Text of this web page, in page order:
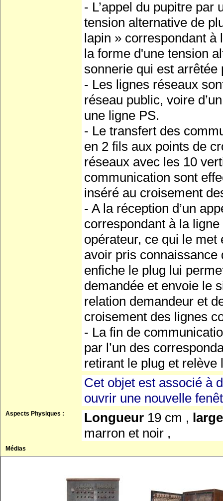
- L’appel du pupitre
tension alternative de
lapin » correspondant à
la forme d'une tension
sonnerie qui est
- Les lignes réseaux
réseau public, voire
une ligne PS.
- Le transfert des
en 2 fils aux points de
réseaux avec les 10
communication sont
inséré au croisement
- A la réception d’un
correspondant à la
opérateur, ce qui le
avoir pris connaissance
enfiche le plug lui
demandée et envoie le
relation demandeur et
croisement des lignes
- La fin de
par l’un des
retirant le plug et relève
Cet objet est associé à
ouvrir une nouvelle
Aspects Physiques : Longueur 19 cm ,
marron et noir ,
Médias